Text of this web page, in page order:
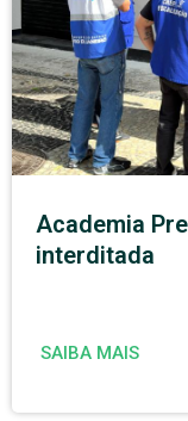
Academia
interditada
SAIBA MAIS